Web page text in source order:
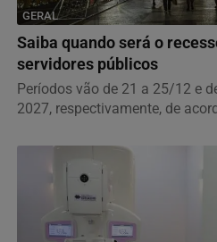
GERAL
Saiba quando será o
servidores públicos
Períodos vão de 21 a 25/12 e
2027, respectivamente, de